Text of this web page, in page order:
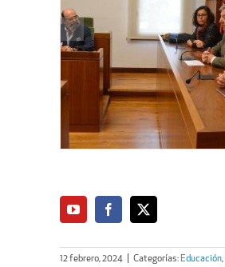
12 febrero, 2024 Categorías: Educación,